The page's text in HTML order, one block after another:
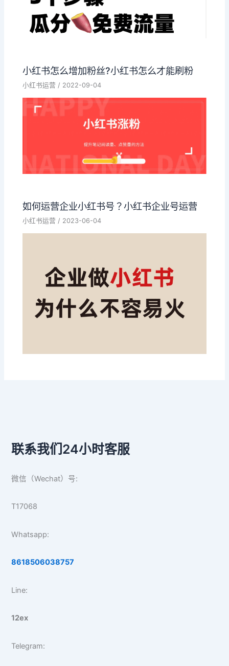
小红书怎么增加粉丝?小红书怎么才能刷粉
小红书运营 / 2022-09-04
如何运营企业小红书号？小红书企业号运营
小红书运营 / 2023-06-04
联系我们24小时客服
微信（Wechat）号:
T17068
Whatsapp:
8618506038757
Line:
12ex
Telegram: